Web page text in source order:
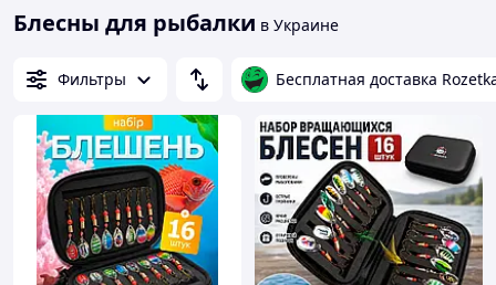
Блесны для рыбалки в Украине
Фильтры Бесплатная доставка